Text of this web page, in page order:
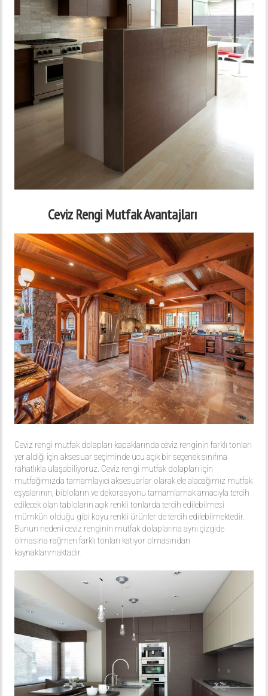
Ceviz Rengi Mutfak Avantajları
Ceviz rengi mutfak dolapları kapaklarında ceviz renginin farklı tonları
yer aldığı için aksesuar seçiminde ucu açık bir seçenek sınıfına
rahatlıkla ulaşabiliyoruz. Ceviz rengi mutfak dolapları için
mutfağımızda tamamlayıcı aksesuarlar olarak ele alacağımız mutfak
eşyalarının, bibloların ve dekorasyonu tamamlamak amacıyla tercih
edilecek olan tabloların açık renkli tonlarda tercih edilebilmesi
mümkün olduğu gibi koyu renkli ürünler de tercih edilebilmektedir.
Bunun nedeni ceviz renginin mutfak dolaplarına aynı çizgide
olmasına rağmen farklı tonları katıyor olmasından
kaynaklanmaktadır.